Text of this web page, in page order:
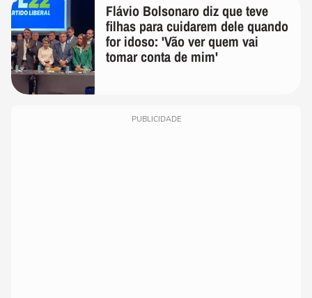
Flávio Bolsonaro diz que teve
filhas para cuidarem dele quando
for idoso: 'Vão ver quem vai
tomar conta de mim'
PUBLICIDADE